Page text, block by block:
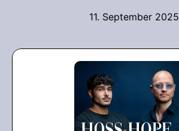
11. September 2025